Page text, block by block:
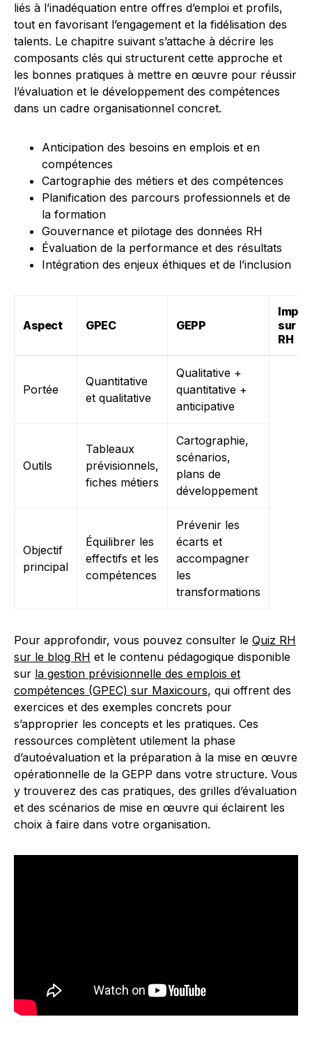
liés à l’inadéquation entre offres d’emploi et profils,
tout en favorisant l’engagement et la fidélisation des
talents. Le chapitre suivant s’attache à décrire les
composants clés qui structurent cette approche et
les bonnes pratiques à mettre en œuvre pour réussir
l’évaluation et le développement des compétences
dans un cadre organisationnel concret.
Anticipation des besoins en emplois et en
compétences
Cartographie des métiers et des compétences
Planification des parcours professionnels et de
la formation
Gouvernance et pilotage des données RH
Évaluation de la performance et des résultats
Intégration des enjeux éthiques et de l’inclusion
Aspect GPEC GEPP
sur
RH
Portée
Quantitative
et qualitative
Qualitative +
quantitative +
anticipative
Outils
Tableaux
prévisionnels,
fiches métiers
Cartographie,
scénarios,
plans de
développement
Objectif
principal
Équilibrer les
effectifs et les
compétences
Prévenir les
écarts et
accompagner
les
transformations
Pour approfondir, vous pouvez consulter le Quiz RH
sur le blog RH et le contenu pédagogique disponible
sur la gestion prévisionnelle des emplois et
compétences (GPEC) sur Maxicours, qui offrent des
exercices et des exemples concrets pour
s’approprier les concepts et les pratiques. Ces
ressources complètent utilement la phase
d’autoévaluation et la préparation à la mise en œuvre
opérationnelle de la GEPP dans votre structure. Vous
y trouverez des cas pratiques, des grilles d’évaluation
et des scénarios de mise en œuvre qui éclairent les
choix à faire dans votre organisation.